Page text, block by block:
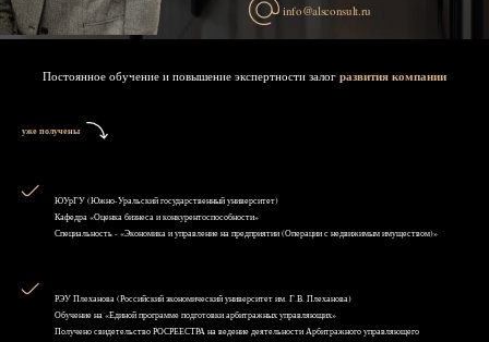
info@alsconsult.ru
Постоянное обучение и повышение экспертности залог развития компании
уже получены
ЮУрГУ (Южно-Уральский государственный университет)
Кафедра «Оценка бизнеса и конкурентоспособности»
Специальность - «Экономика и управление на предприятии (Операции с недвижимым имуществом)»
РЭУ Плеханова (Российский экономический университет им. Г.В. Плеханова)
Обучение на «Единой программе подготовки арбитражных управляющих»
Получено свидетельство РОСРЕЕСТРА на ведение деятельности Арбитражного управляющего